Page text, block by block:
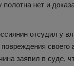
полотна нет и
отсудил у
своего
заявил в суде,